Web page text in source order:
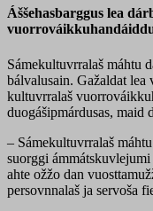
Áššehasbarggus lea
Sámekultuvrralaš máhtu
bálvalusain. Gažaldat lea
kultuvrralaš
duogášipmárdusas, maid
– Sámekultuvrralaš
suorggi
ahte ožžo dan
persovnnalaš ja servoša